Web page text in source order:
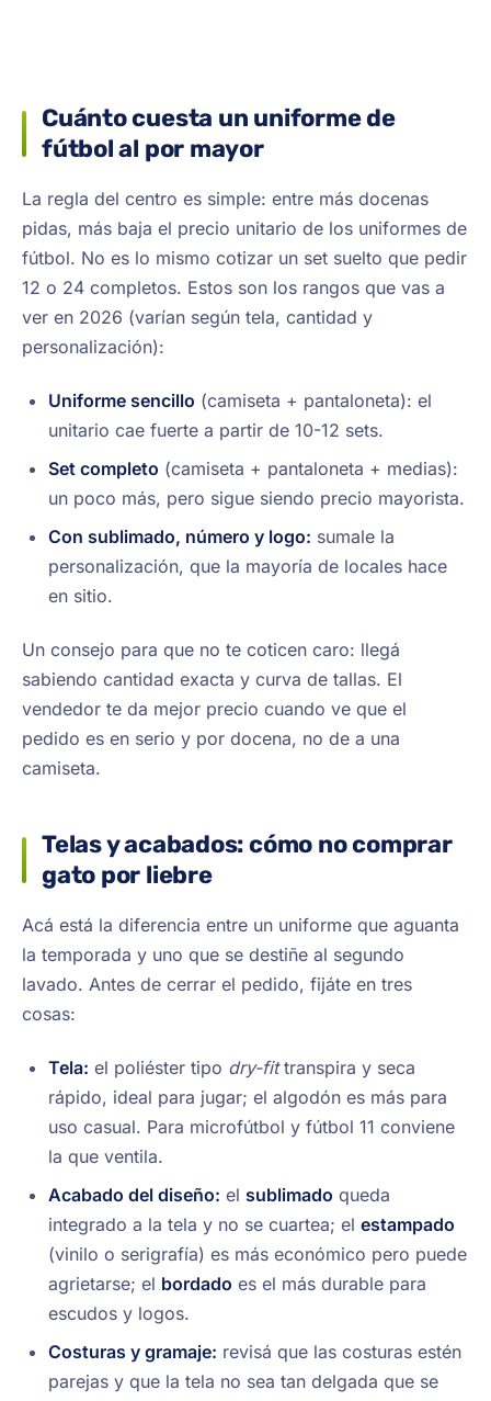
Cuánto cuesta un uniforme de
fútbol al por mayor
La regla del centro es simple: entre más docenas
pidas, más baja el precio unitario de los uniformes de
fútbol. No es lo mismo cotizar un set suelto que pedir
12 o 24 completos. Estos son los rangos que vas a
ver en 2026 (varían según tela, cantidad y
personalización):
Uniforme sencillo (camiseta + pantaloneta): el
unitario cae fuerte a partir de 10-12 sets.
Set completo (camiseta + pantaloneta + medias):
un poco más, pero sigue siendo precio mayorista.
Con sublimado, número y logo: sumale la
personalización, que la mayoría de locales hace
en sitio.
Un consejo para que no te coticen caro: llegá
sabiendo cantidad exacta y curva de tallas. El
vendedor te da mejor precio cuando ve que el
pedido es en serio y por docena, no de a una
camiseta.
Telas y acabados: cómo no comprar
gato por liebre
Acá está la diferencia entre un uniforme que aguanta
la temporada y uno que se destiñe al segundo
lavado. Antes de cerrar el pedido, fijáte en tres
cosas:
Tela: el poliéster tipo dry-fittranspira y seca
rápido, ideal para jugar; el algodón es más para
uso casual. Para microfútbol y fútbol 11 conviene
la que ventila.
Acabado del diseño: el sublimado queda
integrado a la tela y no se cuartea; el estampado
(vinilo o serigrafía) es más económico pero puede
agrietarse; el bordado es el más durable para
escudos y logos.
Costuras y gramaje: revisá que las costuras estén
parejas y que la tela no sea tan delgada que se